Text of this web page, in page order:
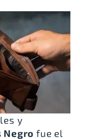
y
Negro fue el